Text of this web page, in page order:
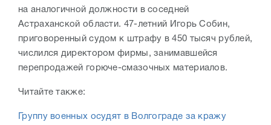
на аналогичной должности в соседней
Астраханской области. 47-летний Игорь Собин,
приговоренный судом к штрафу в 450 тысяч рублей,
числился директором фирмы, занимавшейся
перепродажей горюче-смазочных материалов.
Читайте также:
Группу военных осудят в Волгограде за кражу